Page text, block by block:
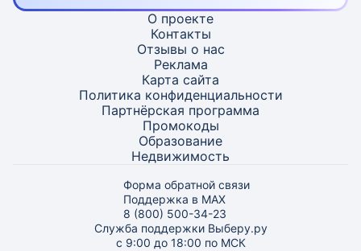
О проекте
Контакты
Отзывы о нас
Реклама
Карта сайта
Политика конфиденциальности
Партнёрская программа
Промокоды
Образование
Недвижимость
Форма обратной связи
Поддержка в MAX
8 (800) 500-34-23
Служба поддержки Выберу.ру
с 9:00 до 18:00 по МСК